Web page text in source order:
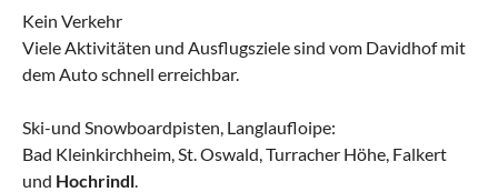
Kein Verkehr
Viele Aktivitäten und Ausflugsziele sind vom Davidhof mit
dem Auto schnell erreichbar.
Ski-und Snowboardpisten, Langlaufloipe:
Bad Kleinkirchheim, St. Oswald, Turracher Höhe, Falkert
und Hochrindl